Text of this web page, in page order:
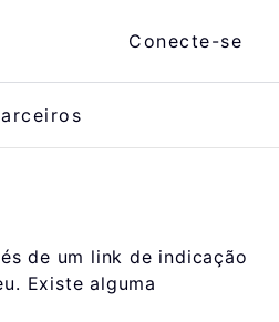
Conecte-se
de um link de indicação
Existe alguma